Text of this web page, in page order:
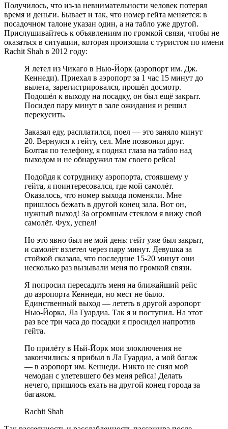
Получилось, что из-за невнимательности человек потерял
время и деньги. Бывает и так, что номер гейта меняется: в
посадочном талоне указан один, а на табло уже другой.
Прислушивайтесь к объявлениям по громкой связи, чтобы не
оказаться в ситуации, которая произошла с туристом по имени
Rachit Shah в 2012 году:
Я летел из Чикаго в Нью-Йорк (аэропорт им. Дж.
Кеннеди). Приехал в аэропорт за 1 час 15 минут до
вылета, зарегистрировался, прошёл досмотр.
Подошёл к выходу на посадку, он был ещё закрыт.
Посидел пару минут в зале ожидания и решил
перекусить.
Заказал еду, расплатился, поел — это заняло минут
20. Вернулся к гейту, сел. Мне позвонил друг.
Болтая по телефону, я поднял глаза на табло над
выходом и не обнаружил там своего рейса!
Подойдя к сотруднику аэропорта, стоявшему у
гейта, я поинтересовался, где мой самолёт.
Оказалось, что номер выхода поменяли. Мне
пришлось бежать в другой конец зала. Вот он,
нужный выход! За огромным стеклом я вижу свой
самолёт. Фух, успел!
Но это явно был не мой день: гейт уже был закрыт,
и самолёт взлетел через пару минут. Девушка за
стойкой сказала, что последние 15-20 минут они
несколько раз вызывали меня по громкой связи.
Я попросил пересадить меня на ближайший рейс
до аэропорта Кеннеди, но мест не было.
Единственный выход — лететь в другой аэропорт
Нью-Йорка, Ла Гуардиа. Так я и поступил. На этот
раз все три часа до посадки я просидел напротив
гейта.
По прилёту в Ньй-Йорк мои злоключения не
закончились: я прибыл в Ла Гуардиа, а мой багаж
— в аэропорт им. Кеннеди. Никто не снял мой
чемодан с улетевшего без меня рейса! Делать
нечего, пришлось ехать на другой конец города за
багажом.
Rachit Shah